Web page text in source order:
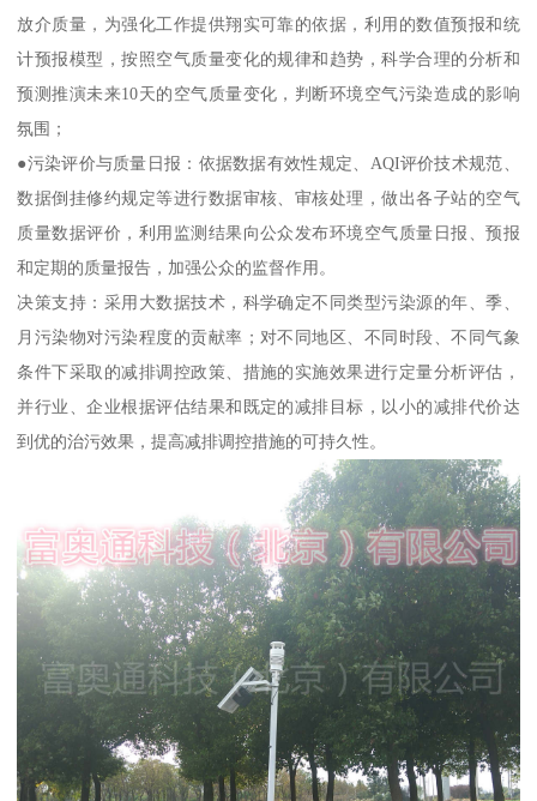
放介质量，为强化工作提供翔实可靠的依据，利用的数值预报和统
计预报模型，按照空气质量变化的规律和趋势，科学合理的分析和
预测推演未来10天的空气质量变化，判断环境空气污染造成的影响
氛围；
●污染评价与质量日报：依据数据有效性规定、AQI评价技术规范、
数据倒挂修约规定等进行数据审核、审核处理，做出各子站的空气
质量数据评价，利用监测结果向公众发布环境空气质量日报、预报
和定期的质量报告，加强公众的监督作用。
决策支持：采用大数据技术，科学确定不同类型污染源的年、季、
月污染物对污染程度的贡献率；对不同地区、不同时段、不同气象
条件下采取的减排调控政策、措施的实施效果进行定量分析评估，
并行业、企业根据评估结果和既定的减排目标，以小的减排代价达
到优的治污效果，提高减排调控措施的可持久性。